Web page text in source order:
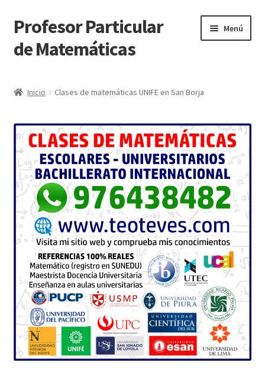
Ir
a
la
Ir
al
contenido
Profesor Particular
de Matemáticas
Menú
Inicio Clases de matemáticas UNIFE en San Borja